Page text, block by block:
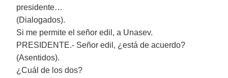
presidente…
(Dialogados).
Si me permite el señor edil, a Unasev.
PRESIDENTE.- Señor edil, ¿está de acuerdo?
(Asentidos).
¿Cuál de los dos?